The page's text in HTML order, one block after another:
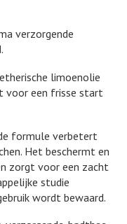
verzorgende
limoenolie
voor een frisse start
formule verbetert
Het beschermt en
zorgt voor een zacht
studie
wordt bewaard.